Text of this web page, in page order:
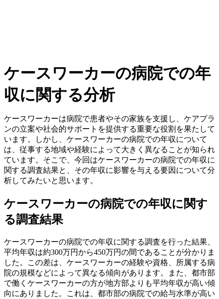
ケースワーカーの病院での年
収に関する分析
ケースワーカーは病院で患者やその家族を支援し、ケアプラ
ンの立案や社会的サポートを提供する重要な役割を果たして
います。しかし、ケースワーカーの病院での年収について
は、従事する地域や経験によって大きく異なることが知られ
ています。そこで、今回はケースワーカーの病院での年収に
関する調査結果と、その年収に影響を与える要因について分
析してみたいと思います。
ケースワーカーの病院での年収に関す
る調査結果
ケースワーカーの病院での年収に関する調査を行った結果、
平均年収は約300万円から450万円の間であることが分かりま
した。この差は、ケースワーカーの経験や資格、所属する病
院の規模などによって異なる傾向があります。また、都市部
で働くケースワーカーの方が地方部よりも平均年収が高い傾
向にありました。これは、都市部の病院での給与水準が高い